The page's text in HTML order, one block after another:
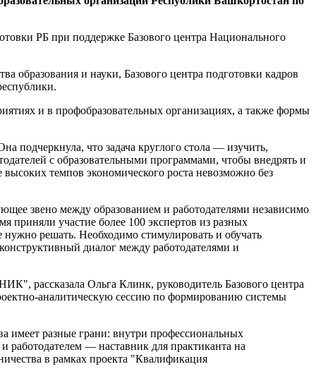
РБ при поддержке Базового центра Национального
образования и науки, Базового центра подготовки кадров
и в профобразовательных организациях, а также формы
подчеркнула, что задача круглого стола — изучить,
с образовательными программами, чтобы внедрять и
темпов экономического роста невозможно без
звено между образованием и работодателями независимо
приняли участие более 100 экспертов из разных
решать. Необходимо стимулировать и обучать
диалог между работодателями и
рассказала Ольга Клинк, руководитель Базового центра
аналитическую сессию по формированию системы
имеет разные грани: внутри профессиональных
работодателем — наставник для практиканта на
в рамках проекта "Квалификация